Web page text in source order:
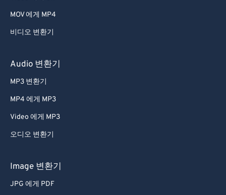
MOV 에게 MP4
비디오 변환기
Audio 변환기
MP3 변환기
MP4 에게 MP3
Video 에게 MP3
오디오 변환기
Image 변환기
JPG 에게 PDF